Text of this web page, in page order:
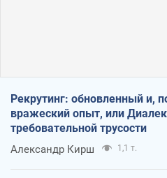
Рекрутинг: обновленный и,
вражеский опыт, или
требовательной трусости
Александр Кирш 1,1 т.